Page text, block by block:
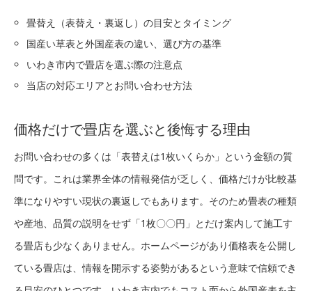
畳替え（表替え・裏返し）の目安とタイミング
国産い草表と外国産表の違い、選び方の基準
いわき市内で畳店を選ぶ際の注意点
当店の対応エリアとお問い合わせ方法
価格だけで畳店を選ぶと後悔する理由
お問い合わせの多くは「表替えは1枚いくらか」という金額の質
問です。これは業界全体の情報発信が乏しく、価格だけが比較基
準になりやすい現状の裏返しでもあります。そのため畳表の種類
や産地、品質の説明をせず「1枚〇〇円」とだけ案内して施工す
る畳店も少なくありません。ホームページがあり価格表を公開し
ている畳店は、情報を開示する姿勢があるという意味で信頼でき